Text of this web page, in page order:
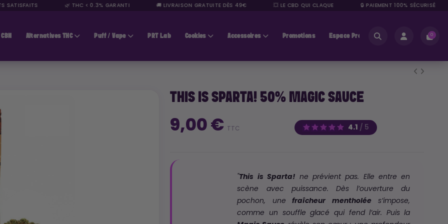
🌿 THC < 0.3% GARANTI 🚚 LIVRAISON GRATUITE DÈS 49€ 💥 LE CBD QUI CLAQUE 🔒 PAIEMENT 100% SÉCURISÉ
CBN Alternatives THC Puff / Vape PRT Lab Cookies Accessoires Promotions Espace Pros 0
THIS IS SPARTA! 50% MAGIC SAUCE
4.1 / 5
9,00 € TTC
This is Sparta! ne prévient pas. Elle entre en
scène avec puissance.Dès l’ouverture du
pochon, une fraîcheur mentholée s’impose,
comme un souffle glacé qui fend l’air. Puis la